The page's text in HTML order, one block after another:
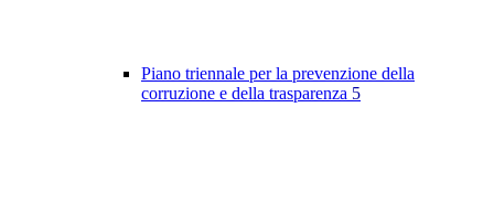
Piano triennale per la prevenzione della
corruzione e della trasparenza 5